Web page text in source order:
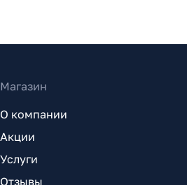
Магазин
О компании
Акции
Услуги
Отзывы